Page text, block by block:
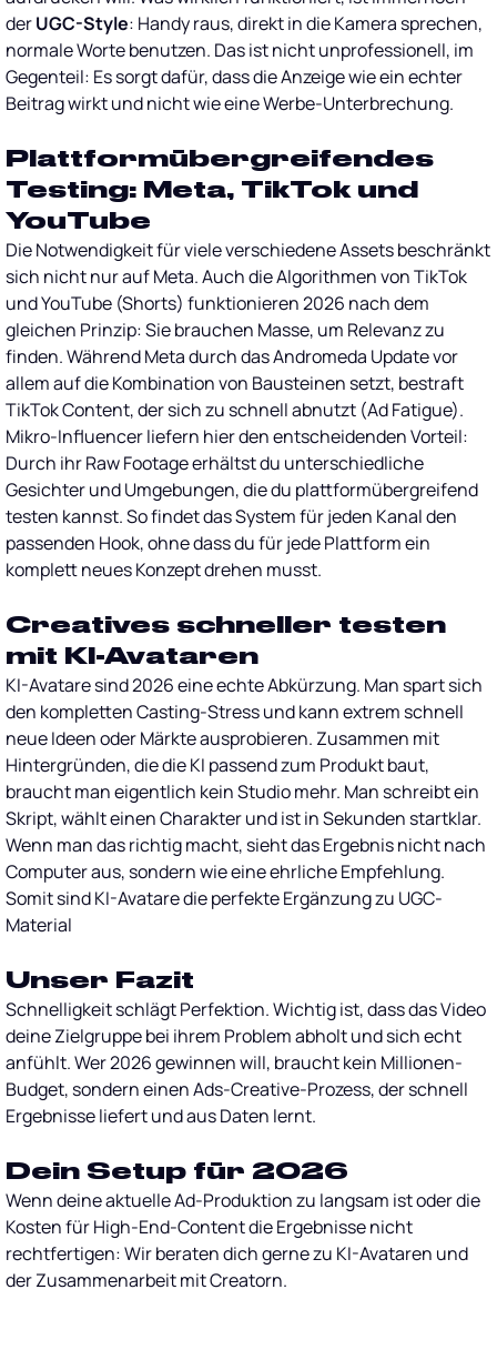
derUGC-Style: Handy raus, direkt in die Kamera sprechen,
normale Worte benutzen. Das ist nicht unprofessionell, im
Gegenteil: Es sorgt dafür, dass die Anzeige wie ein echter
Beitrag wirkt und nicht wie eine Werbe-Unterbrechung.
Plattformübergreifendes
Testing: Meta, TikTok und
YouTube
Die Notwendigkeit für viele verschiedene Assets beschränkt
sich nicht nur auf Meta. Auch die Algorithmen von TikTok
und YouTube (Shorts) funktionieren 2026 nach dem
gleichen Prinzip: Sie brauchen Masse, um Relevanz zu
finden. Während Meta durch das Andromeda Update vor
allem auf die Kombination von Bausteinen setzt, bestraft
TikTok Content, der sich zu schnell abnutzt (Ad Fatigue).
Mikro-Influencer liefern hier den entscheidenden Vorteil:
Durch ihr Raw Footage erhältst du unterschiedliche
Gesichter und Umgebungen, die du plattformübergreifend
testen kannst. So findet das System für jeden Kanal den
passenden Hook, ohne dass du für jede Plattform ein
komplett neues Konzept drehen musst.
Creatives schneller testen
mit KI-Avataren
KI-Avatare sind 2026 eine echte Abkürzung. Man spart sich
den kompletten Casting-Stress und kann extrem schnell
neue Ideen oder Märkte ausprobieren. Zusammen mit
Hintergründen, die die KI passend zum Produkt baut,
braucht man eigentlich kein Studio mehr. Man schreibt ein
Skript, wählt einen Charakter und ist in Sekunden startklar.
Wenn man das richtig macht, sieht das Ergebnis nicht nach
Computer aus, sondern wie eine ehrliche Empfehlung.
Somit sind KI-Avatare die perfekte Ergänzung zu UGC-
Material
Unser Fazit
Schnelligkeit schlägt Perfektion. Wichtig ist, dass das Video
deine Zielgruppe bei ihrem Problem abholt und sich echt
anfühlt. Wer 2026 gewinnen will, braucht kein Millionen-
Budget, sondern einen Ads-Creative-Prozess, der schnell
Ergebnisse liefert und aus Daten lernt.
Dein Setup für 2026
Wenn deine aktuelle Ad-Produktion zu langsam ist oder die
Kosten für High-End-Content die Ergebnisse nicht
rechtfertigen: Wir beraten dich gerne zu KI-Avataren und
der Zusammenarbeit mit Creatorn.